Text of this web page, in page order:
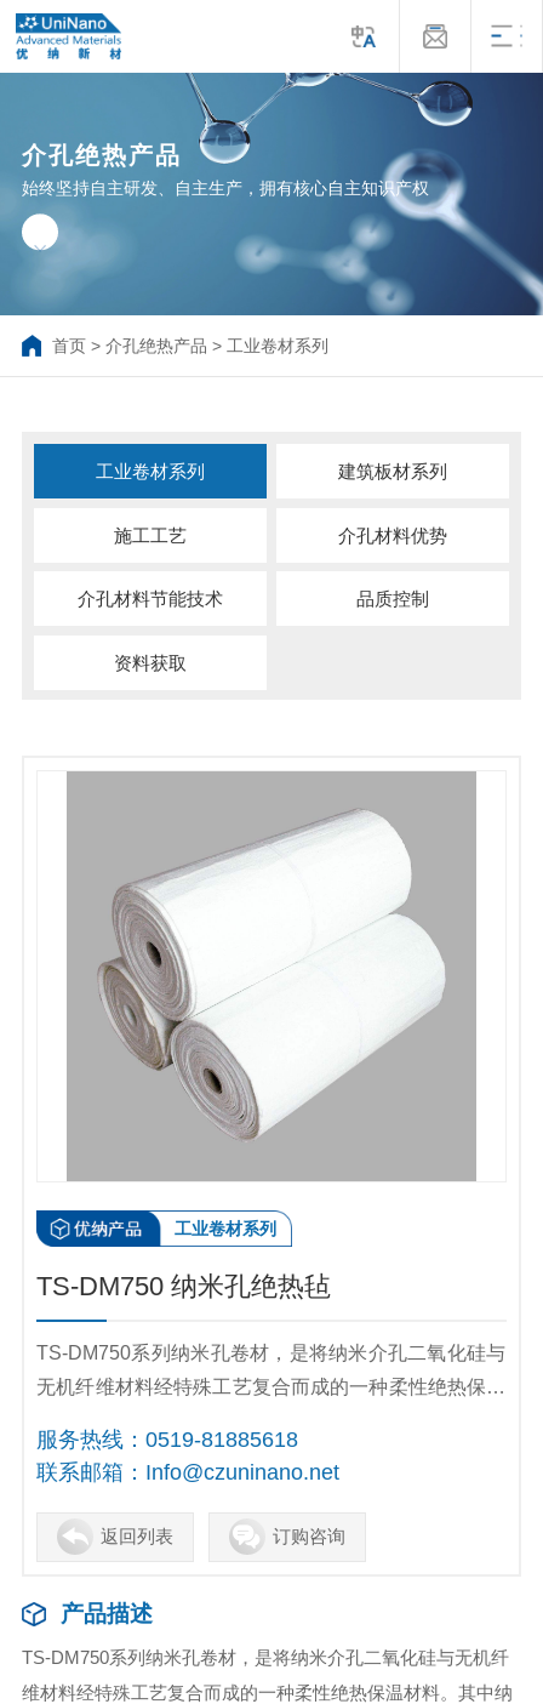
介孔绝热产品
始终坚持自主研发、自主生产，拥有核心自主知识产权
首页> 介孔绝热产品 > 工业卷材系列
工业卷材系列 建筑板材系列
施工工艺 介孔材料优势
介孔材料节能技术 品质控制
资料获取
工业卷材系列
TS-DM750 纳米孔绝热毡
TS-DM750系列纳米孔卷材，是将纳米介孔二氧化硅与
无机纤维材料经特殊工艺复合而成的一种柔性绝热保温
结构，比表面积高、孔隙率大，复合而成的纳米孔绝热
材料具有导热系数低、密度小、整体憎水、高温稳定、
防火阻燃（A1级）、隔音降噪等优良特性，安全节
能、绿色环保。
服务热线：0519-81885618
联系邮箱： Info@czuninano.net
返回列表 订购咨询
产品描述
TS-DM750系列纳米孔卷材，是将纳米介孔二氧化硅与无机纤
维材料经特殊工艺复合而成的一种柔性绝热保温材料。其中纳